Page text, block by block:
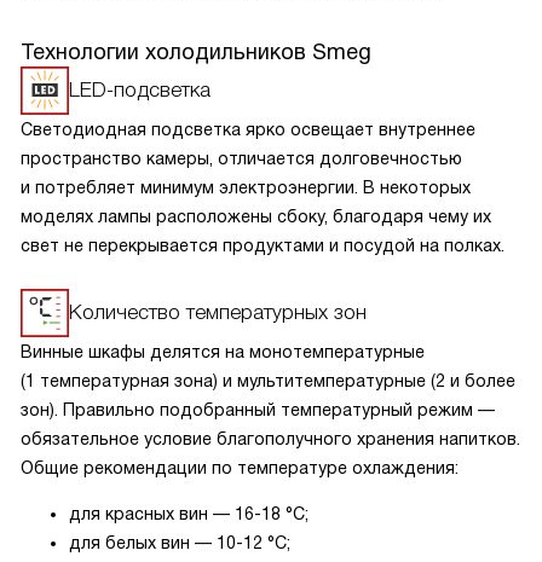
Технологии холодильников Smeg
LED-подсветка
Светодиодная подсветка ярко освещает внутреннее
пространство камеры, отличается долговечностью
и потребляет минимум электроэнергии. В некоторых
моделях лампы расположены сбоку, благодаря чему их
свет не перекрывается продуктами и посудой на полках.
Количество температурных зон
Винные шкафы делятся на монотемпературные
(1 температурная зона) и мультитемпературные (2 и более
зон). Правильно подобранный температурный режим —
обязательное условие благополучного хранения напитков.
Общие рекомендации по температуре охлаждения:
для красных вин — 16-18 °C;
для белых вин — 10-12 °C;